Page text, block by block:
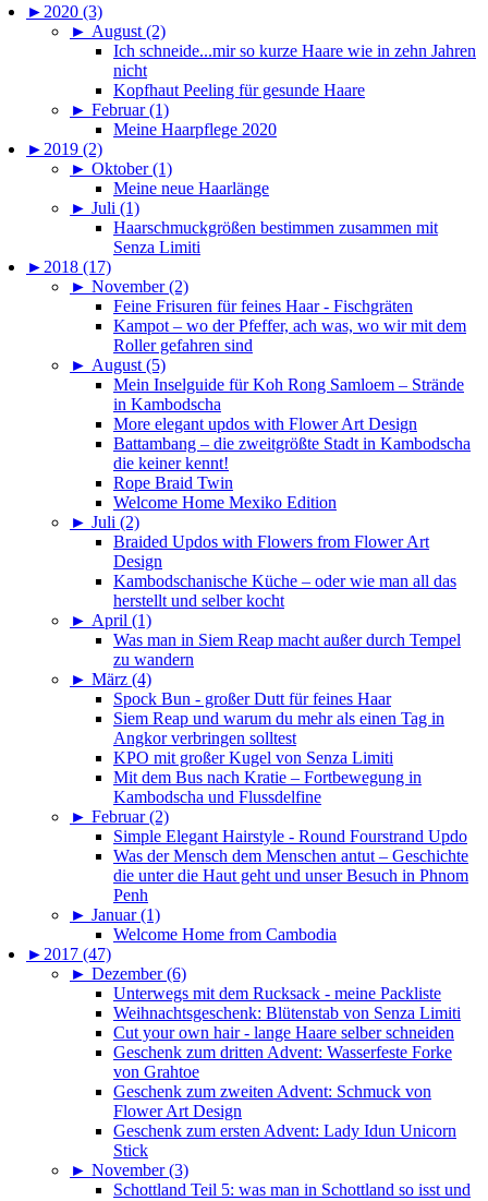
► 2020 (3)
► August (2)
Ich schneide...mir so kurze Haare wie in zehn Jahren
nicht
Kopfhaut Peeling für gesunde Haare
► Februar (1)
Meine Haarpflege 2020
► 2019 (2)
► Oktober (1)
Meine neue Haarlänge
► Juli (1)
Haarschmuckgrößen bestimmen zusammen mit
Senza Limiti
► 2018 (17)
► November (2)
Feine Frisuren für feines Haar - Fischgräten
Kampot – wo der Pfeffer, ach was, wo wir mit dem
Roller gefahren sind
► August (5)
Mein Inselguide für Koh Rong Samloem – Strände
in Kambodscha
More elegant updos with Flower Art Design
Battambang – die zweitgrößte Stadt in Kambodscha
die keiner kennt!
Rope Braid Twin
Welcome Home Mexiko Edition
► Juli (2)
Braided Updos with Flowers from Flower Art
Design
Kambodschanische Küche – oder wie man all das
herstellt und selber kocht
► April (1)
Was man in Siem Reap macht außer durch Tempel
zu wandern
► März (4)
Spock Bun - großer Dutt für feines Haar
Siem Reap und warum du mehr als einen Tag in
Angkor verbringen solltest
KPO mit großer Kugel von Senza Limiti
Mit dem Bus nach Kratie – Fortbewegung in
Kambodscha und Flussdelfine
► Februar (2)
Simple Elegant Hairstyle - Round Fourstrand Updo
Was der Mensch dem Menschen antut – Geschichte
die unter die Haut geht und unser Besuch in Phnom
Penh
► Januar (1)
Welcome Home from Cambodia
► 2017 (47)
► Dezember (6)
Unterwegs mit dem Rucksack - meine Packliste
Weihnachtsgeschenk: Blütenstab von Senza Limiti
Cut your own hair - lange Haare selber schneiden
Geschenk zum dritten Advent: Wasserfeste Forke
von Grahtoe
Geschenk zum zweiten Advent: Schmuck von
Flower Art Design
Geschenk zum ersten Advent: Lady Idun Unicorn
Stick
► November (3)
Schottland Teil 5: was man in Schottland so isst und